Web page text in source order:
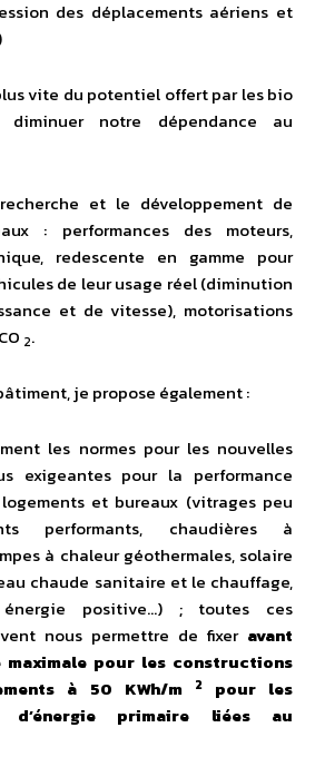
des déplacements aériens et
vite du potentiel offert par les bio
diminuer notre dépendance au
et le développement de
: performances des moteurs,
redescente en gamme pour
de leur usage réel (diminution
et de vitesse), motorisations
2.
je propose également :
les normes pour les nouvelles
exigeantes pour la performance
et bureaux (vitrages peu
performants, chaudières à
à chaleur géothermales, solaire
chaude sanitaire et le chauffage,
positive…) ; toutes ces
nous permettre de fixer avant
maximale pour les constructions
à 50 KWh/m
2pour les
d’énergie primaire liées au